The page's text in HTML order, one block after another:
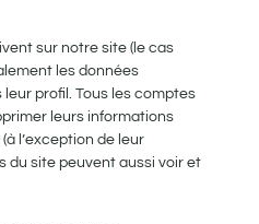
sur notre site (le cas
les données
profil. Tous les comptes
leurs informations
l’exception de leur
du site peuvent aussi voir et